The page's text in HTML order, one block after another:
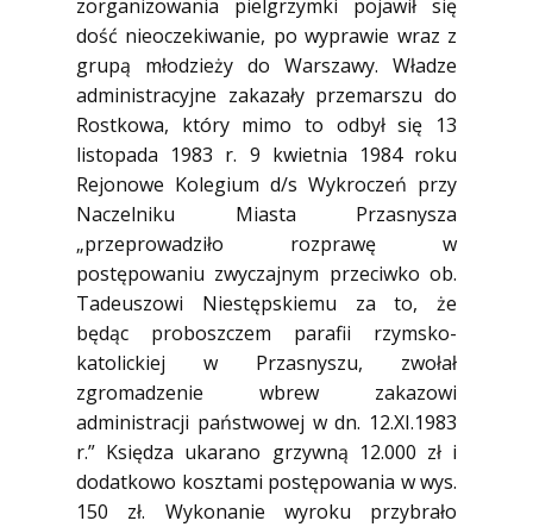
zorganizowania pielgrzymki pojawił się
dość nieoczekiwanie, po wyprawie wraz z
grupą młodzieży do Warszawy. Władze
administracyjne zakazały przemarszu do
Rostkowa, który mimo to odbył się 13
listopada 1983 r. 9 kwietnia 1984 roku
Rejonowe Kolegium d/s Wykroczeń przy
Naczelniku Miasta Przasnysza
„przeprowadziło rozprawę w
postępowaniu zwyczajnym przeciwko ob.
Tadeuszowi Niestępskiemu za to, że
będąc proboszczem parafii rzymsko-
katolickiej w Przasnyszu, zwołał
zgromadzenie wbrew zakazowi
administracji państwowej w dn. 12.XI.1983
r.” Księdza ukarano grzywną 12.000 zł i
dodatkowo kosztami postępowania w wys.
150 zł. Wykonanie wyroku przybrało